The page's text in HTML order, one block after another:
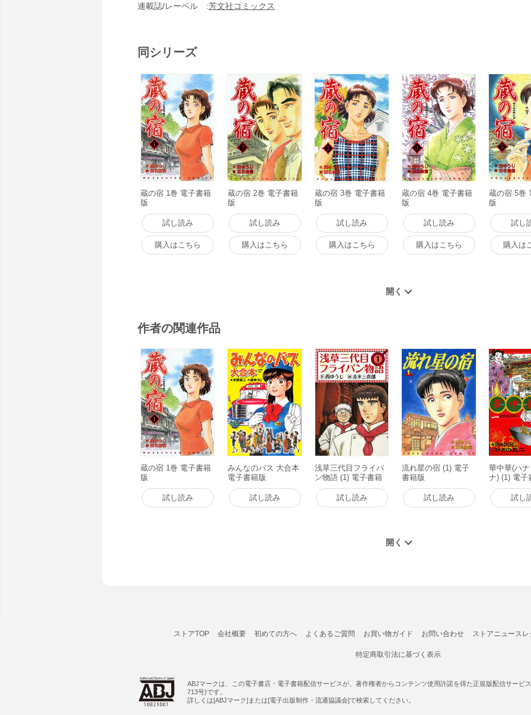
連載誌/レーベル 芳文社コミックス
同シリーズ
蔵の宿 1巻 電子書籍
版
試し読み
購入はこちら
蔵の宿 2巻 電子書籍
版
試し読み
購入はこちら
蔵の宿 3巻 電子書籍
版
試し読み
購入はこちら
蔵の宿 4巻 電子書籍
版
試し読み
購入はこちら
蔵の宿 5巻
版
試し
購入は
作者の関連作品
蔵の宿 1巻 電子書籍
版
試し読み
みんなのバス 大合本
電子書籍版
試し読み
浅草三代目フライパ
ン物語 (1) 電子書籍
試し読み
流れ星の宿 (1) 電子
書籍版
試し読み
華中華(ハ
ナ) (1) 電子
試し
ストアTOP 会社概要 初めての方へ よくあるご質問 お買い物ガイド お問い合わせ ストアニュースレ
特定商取引法に基づく表示
ABJマークは、この電子書店・電子書籍配信サービスが、著作権者からコンテンツ使用許諾を得た正規版配信サービ
713号)です。
詳しくは[ABJマーク]または[電子出版制作・流通協議会]で検索してください。